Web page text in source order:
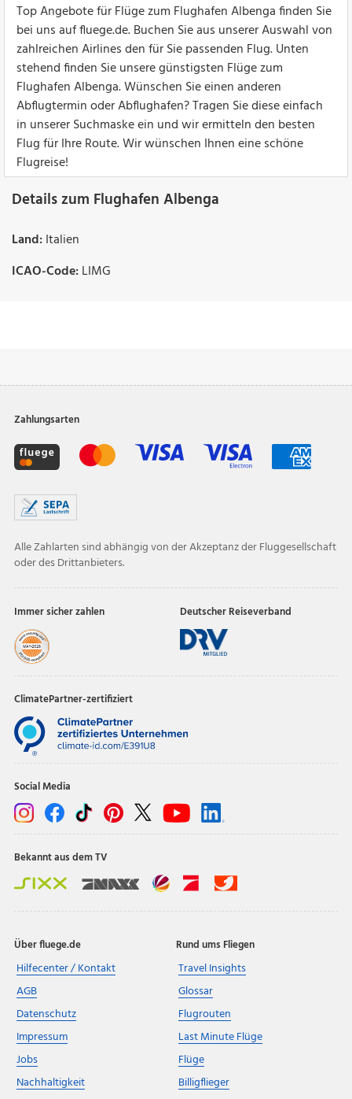
Top Angebote für Flüge zum Flughafen Albenga finden Sie
bei uns auf fluege.de. Buchen Sie aus unserer Auswahl von
zahlreichen Airlines den für Sie passenden Flug. Unten
stehend finden Sie unsere günstigsten Flüge zum
Flughafen Albenga. Wünschen Sie einen anderen
Abflugtermin oder Abflughafen? Tragen Sie diese einfach
in unserer Suchmaske ein und wir ermitteln den besten
Flug für Ihre Route. Wir wünschen Ihnen eine schöne
Flugreise!
Details zum Flughafen Albenga
Land:Italien
ICAO-Code:LIMG